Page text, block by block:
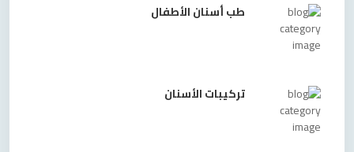
طب أسنان الأطفال
تركيبات الأسنان